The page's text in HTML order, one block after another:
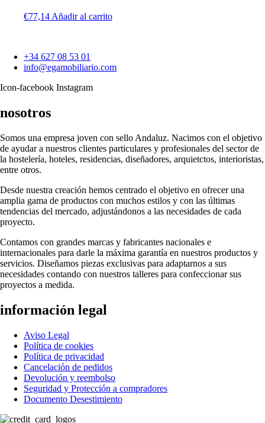
€77,14 Añadir al carrito
+34 627 08 53 01
info@egamobiliario.com
Icon-facebook Instagram
nosotros
Somos una empresa joven con sello Andaluz. Nacimos con el objetivo
de ayudar a nuestros clientes particulares y profesionales del sector de
la hostelería, hoteles, residencias, diseñadores, arquietctos, interioristas,
entre otros.
Desde nuestra creación hemos centrado el objetivo en ofrecer una
amplia gama de productos con muchos estilos y con las últimas
tendencias del mercado, adjustándonos a las necesidades de cada
proyecto.
Contamos con grandes marcas y fabricantes nacionales e
internacionales para darle la máxima garantía en nuestros productos y
servicios. Diseñamos piezas exclusivas para adaptarnos a sus
necesidades contando con nuestros talleres para confeccionar sus
proyectos a medida.
información legal
Aviso Legal
Política de cookies
Política de privacidad
Cancelación de pedidos
Devolución y reembolso
Seguridad y Protección a compradores
Documento Desestimiento